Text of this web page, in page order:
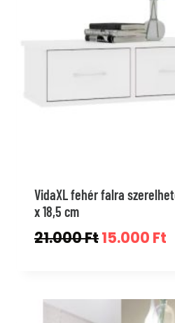
VidaXL fehér falra
x 18,5 cm
21.000FtOriginal
21.000 Ft.
15.000 Ft